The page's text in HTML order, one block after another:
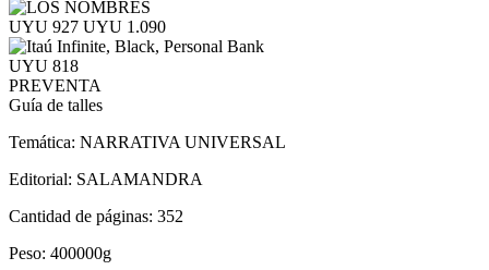
UYU 927 UYU 1.090
UYU 818
PREVENTA
Guía de talles
Temática: NARRATIVA UNIVERSAL
Editorial: SALAMANDRA
Cantidad de páginas: 352
Peso: 400000g